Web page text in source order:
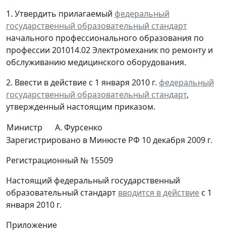
1. Утвердить прилагаемый федеральный
государственный образовательный стандарт
начального профессионального образования по
профессии 201014.02 Электромеханик по ремонту и
обслуживанию медицинского оборудования.
2. Ввести в действие с 1 января 2010 г. федеральный
государственный образовательный стандарт,
утвержденный настоящим приказом.
Министр
А. Фурсенко
Зарегистрировано в Минюсте РФ 10 декабря 2009 г.
Регистрационный № 15509
Настоящий федеральный государственный
образовательный стандарт вводится в действие с 1
января 2010 г.
Приложение